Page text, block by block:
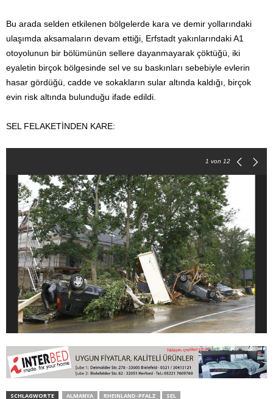
Bu arada selden etkilenen bölgelerde kara ve demir yollarındaki
ulaşımda aksamaların devam ettiği, Erfstadt yakınlarındaki A1
otoyolunun bir bölümünün sellere dayanmayarak çöktüğü, iki
eyaletin birçok bölgesinde sel ve su baskınları sebebiyle evlerin
hasar gördüğü, cadde ve sokakların sular altında kaldığı, birçok
evin risk altında bulunduğu ifade edildi.
SEL FELAKETİNDEN KARE:
1 von 12
SCHLAGWORTE ALMANYA RHEINLAND-PFALZ SEL